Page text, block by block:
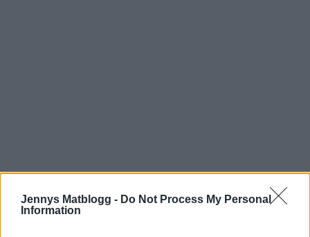
Jennys Matblogg - Do Not Process My Personal
Information